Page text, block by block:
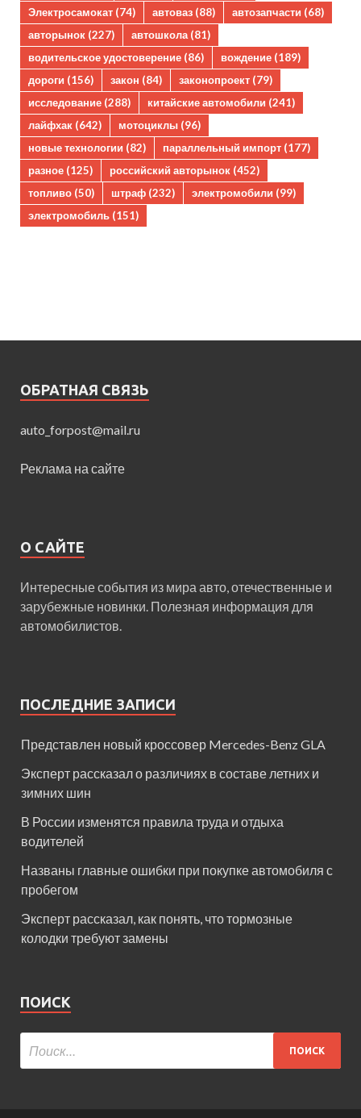
Электросамокат (74) автоваз (88) автозапчасти (68)
авторынок (227) автошкола(81)
водительское удостоверение (86) вождение (189)
дороги (156) закон (84) законопроект (79)
исследование (288) китайские автомобили (241)
лайфхак (642) мотоциклы (96)
новые технологии (82) параллельный импорт (177)
разное (125) российский авторынок (452)
топливо (50) штраф (232) электромобили (99)
электромобиль (151)
ОБРАТНАЯ СВЯЗЬ
auto_forpost@mail.ru
Реклама на сайте
О САЙТЕ
Интересные события из мира авто, отечественные и
зарубежные новинки. Полезная информация для
автомобилистов.
ПОСЛЕДНИЕ ЗАПИСИ
Представлен новый кроссовер Mercedes-Benz GLA
Эксперт рассказал о различиях в составе летних и
зимних шин
В России изменятся правила труда и отдыха
водителей
Названы главные ошибки при покупке автомобиля с
пробегом
Эксперт рассказал, как понять, что тормозные
колодки требуют замены
ПОИСК